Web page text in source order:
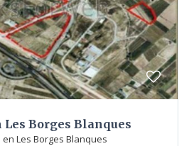
Borges Blanques
Les Borges Blanques